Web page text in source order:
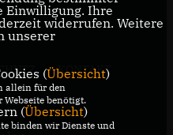
KONTAKT
Einwilligung. Ihre
widerrufen. Weitere
unserer
(Übersicht)
allein für den
Webseite benötigt.
(Übersicht)
binden wir Dienste und